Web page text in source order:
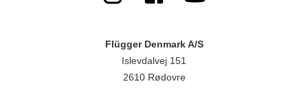
Flügger Denmark A/S
Islevdalvej 151
2610 Rødovre